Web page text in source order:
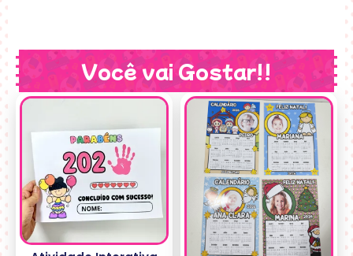
Você vai Gostar!!